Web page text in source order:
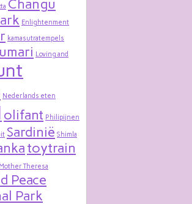
Changu
Enlightenment
kamasutratempels
Loving and
Nederlands eten
olifant Philipijnen
Sardinië Shimla
toytrain
Theresa
Peace
Park